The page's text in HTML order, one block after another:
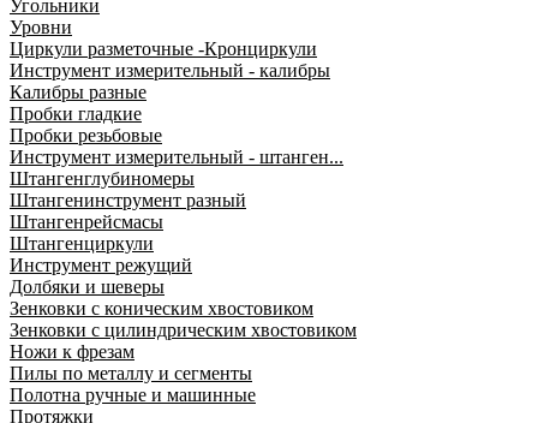
Угольники
Уровни
Циркули разметочные -Кронциркули
Инструмент измерительный - калибры
Калибры разные
Пробки гладкие
Пробки резьбовые
Инструмент измерительный - штанген...
Штангенглубиномеры
Штангенинструмент разный
Штангенрейсмасы
Штангенциркули
Инструмент режущий
Долбяки и шеверы
Зенковки с коническим хвостовиком
Зенковки с цилиндрическим хвостовиком
Ножи к фрезам
Пилы по металлу и сегменты
Полотна ручные и машинные
Протяжки